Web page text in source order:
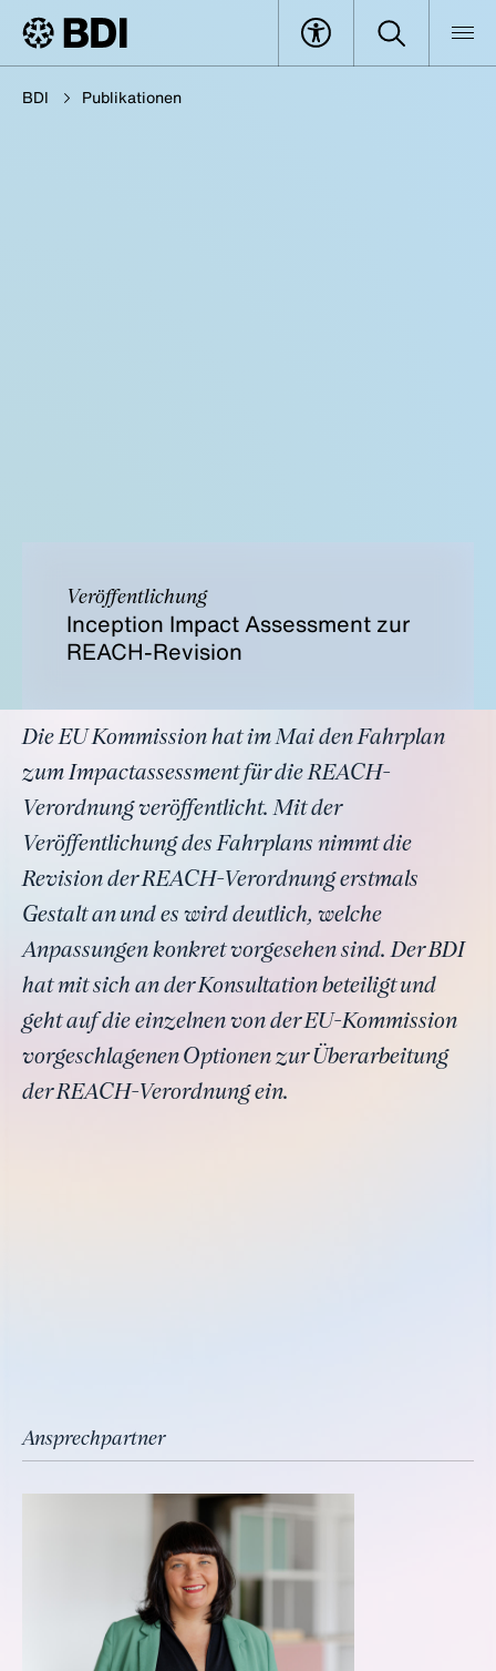
BDI Publikationen
Veröffentlichung
Inception Impact Assessment zur
REACH-Revision
Die EU Kommission hat im Mai den Fahrplan
zum Impactassessment für die REACH-
Verordnung veröffentlicht. Mit der
Veröffentlichung des Fahrplans nimmt die
Revision der REACH-Verordnung erstmals
Gestalt an und es wird deutlich, welche
Anpassungen konkret vorgesehen sind. Der BDI
hat mit sich an der Konsultation beteiligt und
geht auf die einzelnen von der EU-Kommission
vorgeschlagenen Optionen zur Überarbeitung
der REACH-Verordnung ein.
Ansprechpartner